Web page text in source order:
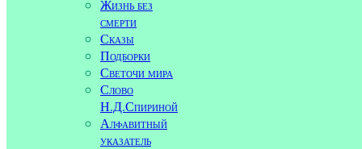
Жизнь без
смерти
Сказы
Подборки
Светочи мира
Слово
Н.Д.Спириной
Алфавитный
указатель